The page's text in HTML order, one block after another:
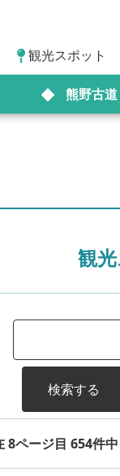
観光スポット
熊野古道
観
検索する
8ページ目 654件